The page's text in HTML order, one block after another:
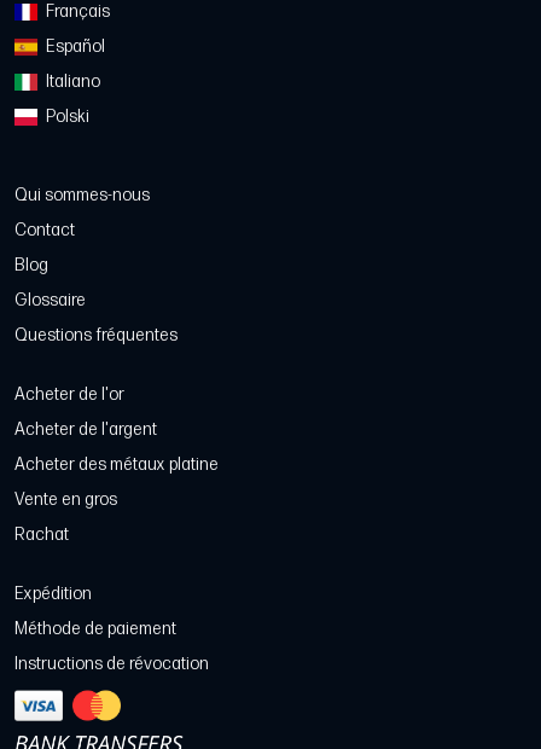
Français
Español
Italiano
Polski
Qui sommes-nous
Contact
Blog
Glossaire
Questions fréquentes
Acheter de l'or
Acheter de l'argent
Acheter des métaux platine
Vente en gros
Rachat
Expédition
Méthode de paiement
Instructions de révocation